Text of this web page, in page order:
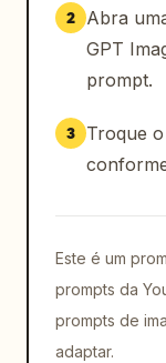
2
Abra
GPT
prompt.
3
Troque
Este é um
prompts da
prompts de
adaptar.